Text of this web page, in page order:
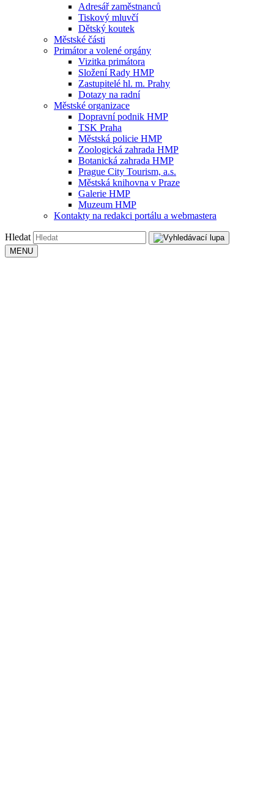
Adresář zaměstnanců
Tiskový mluvčí
Dětský koutek
Městské části
Primátor a volené orgány
Vizitka primátora
Složení Rady HMP
Zastupitelé hl. m. Prahy
Dotazy na radní
Městské organizace
Dopravní podnik HMP
TSK Praha
Městská policie HMP
Zoologická zahrada HMP
Botanická zahrada HMP
Prague City Tourism, a.s.
Městská knihovna v Praze
Galerie HMP
Muzeum HMP
Kontakty na redakci portálu a webmastera
Hledat
MENU